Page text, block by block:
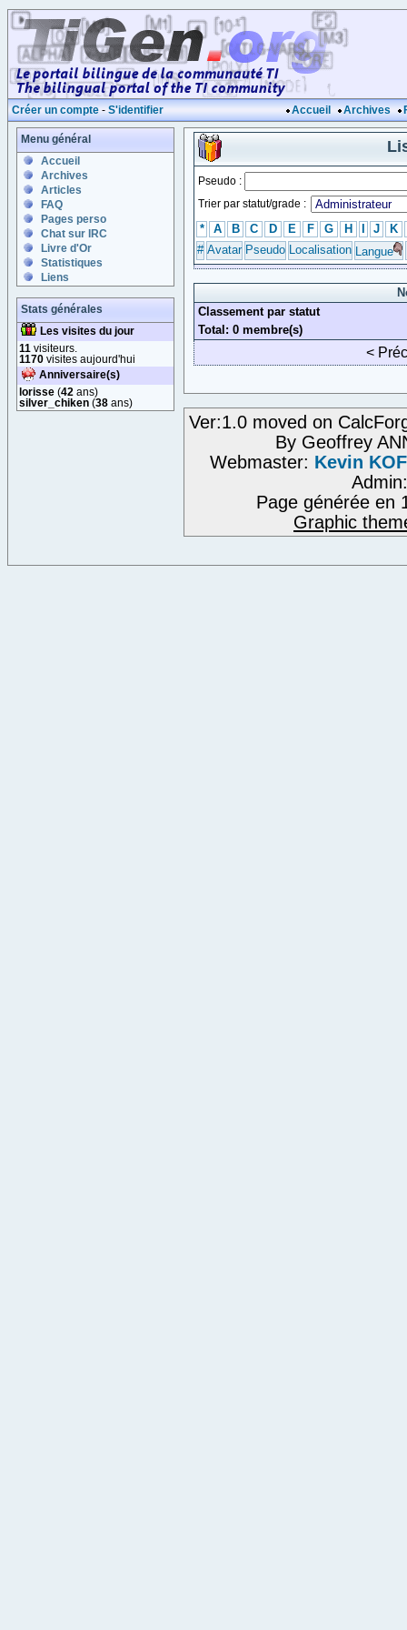
Créer un compte - S'identifier Accueil Archives
Menu général
Accueil
Archives
Articles
FAQ
Pages perso
Chat sur IRC
Livre d'Or
Statistiques
Liens
Stats générales
Les visites du jour
11 visiteurs.
1170 visites aujourd'hui
Anniversaire(s)
lorisse (42 ans)
silver_chiken (38 ans)
Pseudo :
Trier par statut/grade :
* A B C D E F G H J
K
# Avatar Pseudo Localisation Langue
Classement par statut
Total: 0 membre(s)
<
Ver:1.0 moved on
By Geoffrey
Webmaster: Kevin
Page générée en
Graphic